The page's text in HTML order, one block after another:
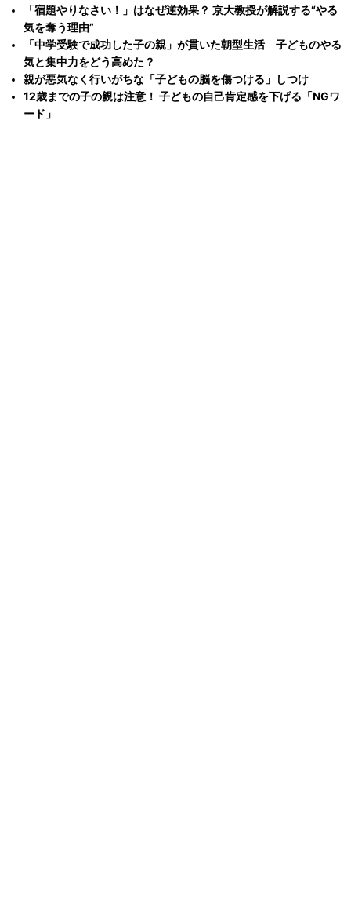
「宿題やりなさい！」はなぜ逆効果？ 京大教授が解説する“やる
気を奪う理由”
「中学受験で成功した子の親」が貫いた朝型生活 子どものやる
気と集中力をどう高めた？
親が悪気なく行いがちな「子どもの脳を傷つける」しつけ
12歳までの子の親は注意！ 子どもの自己肯定感を下げる「NGワ
ード」